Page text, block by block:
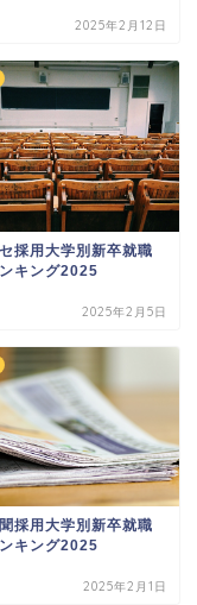
2025年2月12日
採用大学別新卒就職
キング2025
2025年2月5日
採用大学別新卒就職
キング2025
2025年2月1日